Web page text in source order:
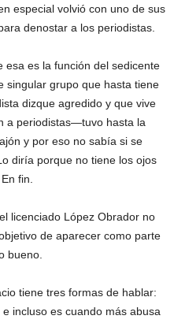
especial volvió con uno de sus
denostar a los periodistas.
esa es la función del sedicente
singular grupo que hasta tiene
dizque agredido y que vive
a periodistas—tuvo hasta la
y por eso no sabía si se
diría porque no tiene los ojos
fin.
licenciado López Obrador no
de aparecer como parte
bueno.
tiene tres formas de hablar:
incluso es cuando más abusa